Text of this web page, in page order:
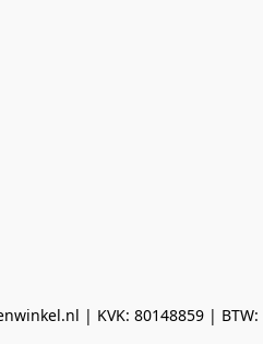
| KVK: 80148859 | BTW: